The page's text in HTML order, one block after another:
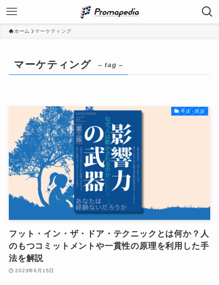
ホーム マーケティング
マーケティング – tag –
手法・技法
フット・イン・ザ・ドア・テクニックとは何か？人
のもつコミットメントや一貫性の原理を利用した手
法を解説
2023年6月15日